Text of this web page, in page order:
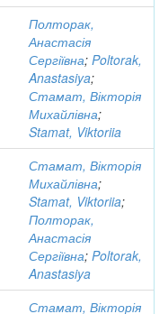
Полторак,
Анастасія
Сергіївна; Poltorak,
Anastasiya;
Стамат, Вікторія
Михайлівна;
Stamat, Viktoriia
Стамат, Вікторія
Михайлівна;
Stamat, Viktoriia;
Полторак,
Анастасія
Сергіївна; Poltorak,
Anastasiya
Стамат, Вікторія